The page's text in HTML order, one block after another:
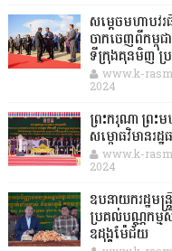
សម្តេចមហាប
ចាកចេញពីកម្ពុ
ទីក្រុងគុនមិញ ប្
www.k-
2024
ព្រះករុណា ព្រះម
សម្ពោធវិមានរដ្ឋ
www.k-
2024
ឧបនាយករដ្ឋម
ប្រគល់បណ្ណកម្ម
ឧដុង្គម៉ែជ័យ